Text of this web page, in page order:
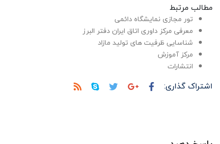
مطالب مرتبط
تور مجازی نمایشگاه دائمی
معرفی مرکز داوری اتاق ایران دفتر البرز
شناسایی ظرفیت های تولید مازاد
مرکز آموزش
انتشارات
اشتراک گذاری: